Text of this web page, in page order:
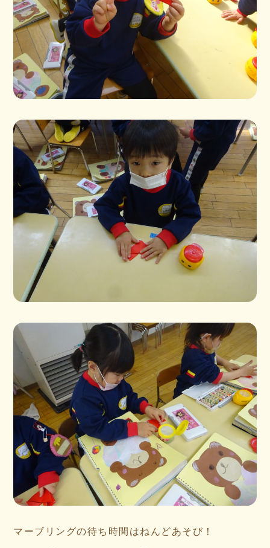
マーブリングの待ち時間はねんどあそび！